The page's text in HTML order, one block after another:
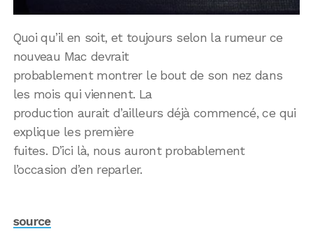
Quoi qu’il en soit, et toujours selon la rumeur ce
nouveau Mac devrait
probablement montrer le bout de son nez dans
les mois qui viennent. La
production aurait d’ailleurs déjà commencé, ce qui
explique les première
fuites. D’ici là, nous auront probablement
l’occasion d’en reparler.
source